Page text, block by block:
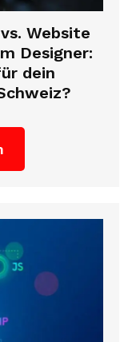
Website
Designer:
dein